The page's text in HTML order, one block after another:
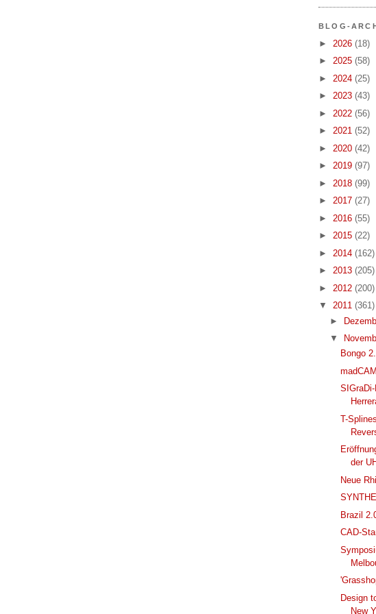
BLOG-
► 2026 (18)
► 2025 (58)
► 2024 (25)
► 2023 (43)
► 2022 (56)
► 2021 (52)
► 2020 (42)
► 2019 (97)
► 2018 (99)
► 2017 (27)
► 2016 (55)
► 2015 (22)
► 2014 (162)
► 2013 (205)
► 2012 (200)
▼ 2011 (361)
►
▼
Bongo
T-
der
Neue
Brazil
CAD-
Design
New